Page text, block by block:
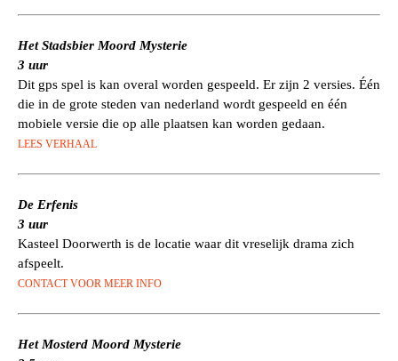
Het Stadsbier Moord Mysterie
3 uur
Dit gps spel is kan overal worden gespeeld. Er zijn 2 versies. Één
die in de grote steden van nederland wordt gespeeld en één
mobiele versie die op alle plaatsen kan worden gedaan.
LEES VERHAAL
De Erfenis
3 uur
Kasteel Doorwerth is de locatie waar dit vreselijk drama zich
afspeelt.
CONTACT VOOR MEER INFO
Het Mosterd Moord Mysterie